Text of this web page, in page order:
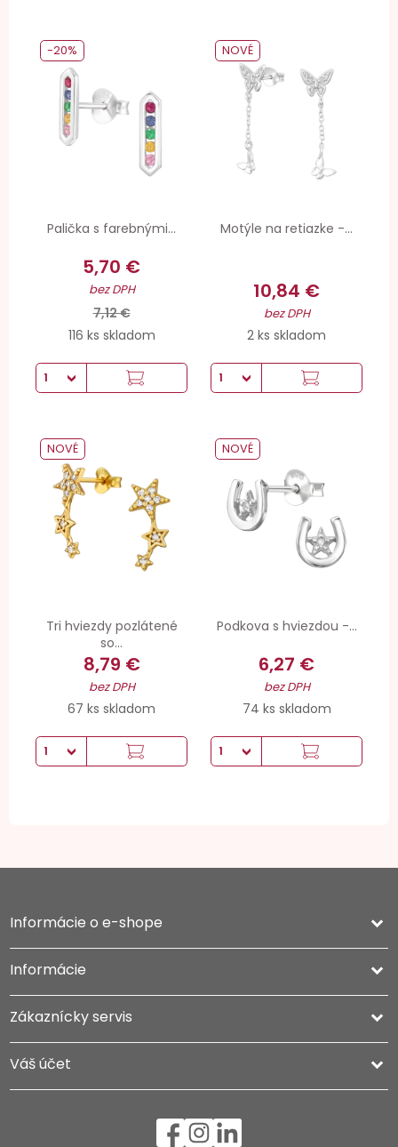
Palička s farebnými...
5,70 €
bez DPH
7,12 €
116 ks skladom
-20%
Motýle na retiazke -...
10,84 €
bez DPH
2 ks skladom
NOVÉ
Tri hviezdy pozlátené
so...
8,79 €
bez DPH
67 ks skladom
NOVÉ
Podkova s hviezdou -...
6,27 €
bez DPH
74 ks skladom
NOVÉ
Informácie o e-shope keyboard_arrow_down
Informácie 
Zákaznícky servis 
Váš účet 